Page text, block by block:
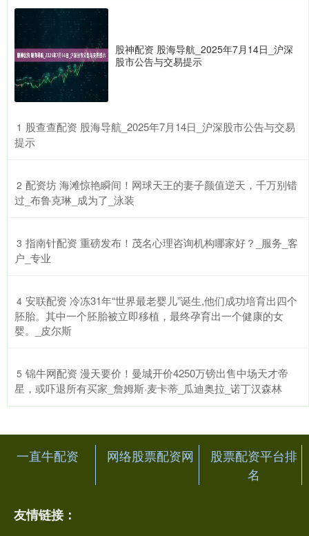
股神配资 股海导航_2025年7月14日_沪深
股市公告与交易提示
1 ​股查查配资 股海导航_2025年7月14日_沪深股市公告与交易
提示
2 ​配资坊 海滩惊艳瞬间！网球天王的妻子颜值逆天，千万别错
过_布鲁克琳_成为了_泳装
3 ​指南针配资 重磅发布！茂名心理咨询机构哪家好？_服务_客
户_专业
4 ​安联配资 冷冻31年“世界最老婴儿”诞生,他们成功培育出四个
胚胎。其中一个胚胎被立即移植，最终孕育出一个健康的女
婴。_皮尔斯
5 ​锦牛网配资 漫天要价！曼城开价4250万镑出售中场天才帝
星，或吓退所有买家_詹姆斯·麦卡蒂_瓜迪奥拉_诺丁汉森林
一直牛配资 网络股票配资网
股票配资平台排
名
友情链接：